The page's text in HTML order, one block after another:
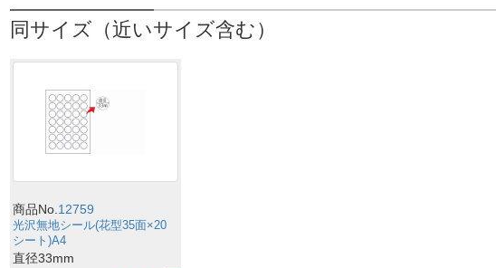
同サイズ（近いサイズ含む）
商品No. 12759
光沢無地シール(花型35面×20
シート)A4
直径33mm